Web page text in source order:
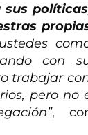
sus
con
trabajar
pero no
,